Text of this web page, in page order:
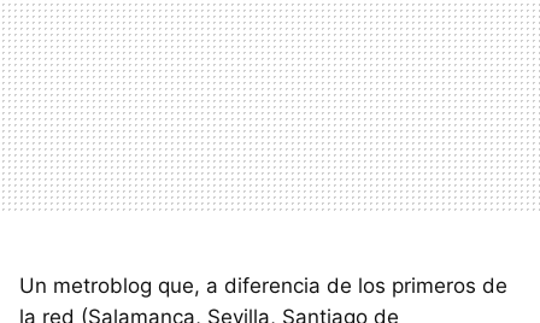
Un metroblog que, a diferencia de los primeros de
la red (Salamanca, Sevilla, Santiago de